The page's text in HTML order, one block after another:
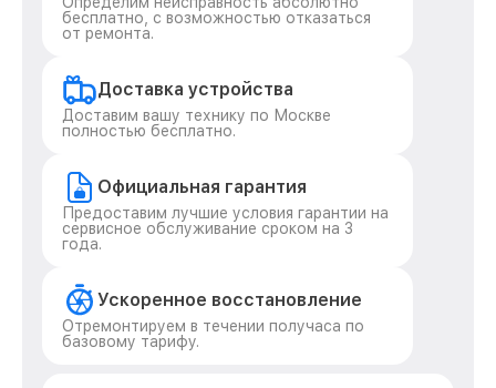
бесплатно, с возможностью отказаться
от ремонта.
Доставка устройства
Доставим вашу технику по Москве
полностью бесплатно.
Официальная гарантия
Предоставим лучшие условия гарантии на
сервисное обслуживание сроком на 3
года.
Ускоренное восстановление
Отремонтируем в течении получаса по
базовому тарифу.